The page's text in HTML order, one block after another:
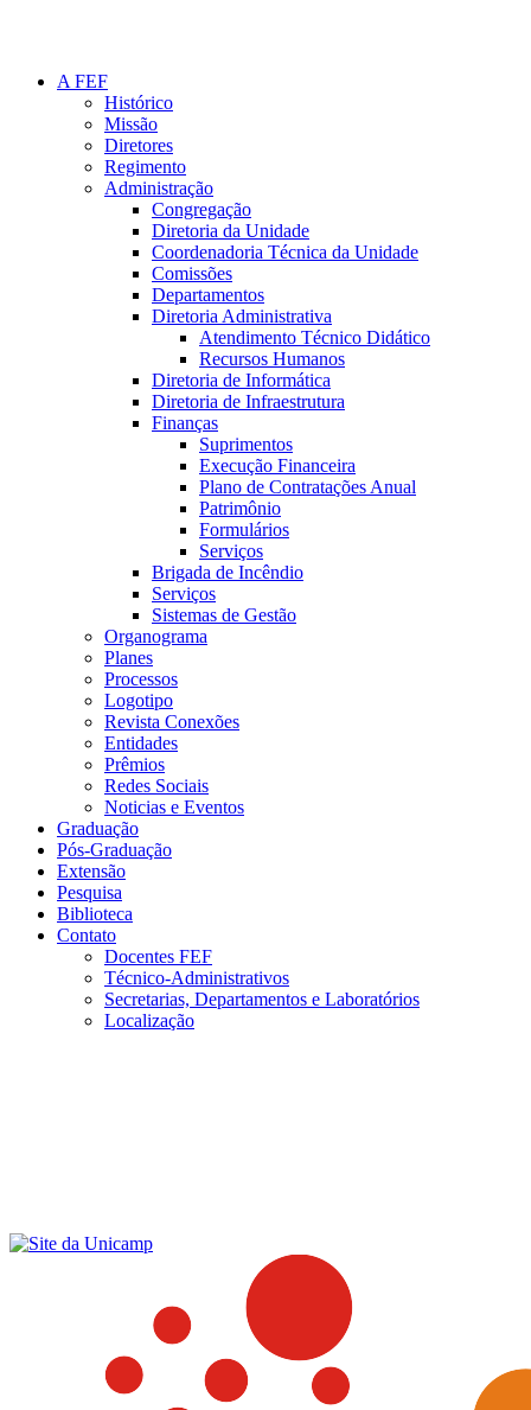
A FEF
Histórico
Missão
Diretores
Regimento
Administração
Congregação
Diretoria da Unidade
Coordenadoria Técnica da Unidade
Comissões
Departamentos
Diretoria Administrativa
Atendimento Técnico Didático
Recursos Humanos
Diretoria de Informática
Diretoria de Infraestrutura
Finanças
Suprimentos
Execução Financeira
Plano de Contratações Anual
Patrimônio
Formulários
Serviços
Brigada de Incêndio
Serviços
Sistemas de Gestão
Organograma
Planes
Processos
Logotipo
Revista Conexões
Entidades
Prêmios
Redes Sociais
Noticias e Eventos
Graduação
Pós-Graduação
Extensão
Pesquisa
Biblioteca
Contato
Docentes FEF
Técnico-Administrativos
Secretarias, Departamentos e Laboratórios
Localização